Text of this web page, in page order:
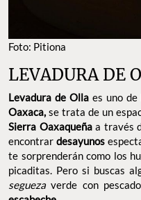
Foto: Pitiona
LEVADURA DE
Levadura de Olla es uno de
Oaxaca, se trata de un
Sierra Oaxaqueña a través
encontrar desayunos
te sorprenderán como los
picaditas. Pero si buscas
seguezaverde con